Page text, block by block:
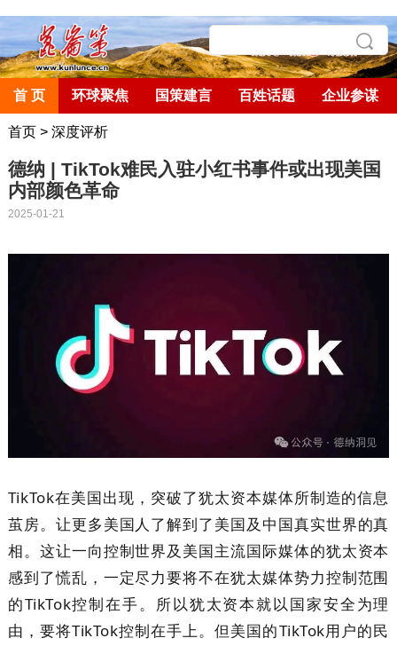
首 页 环球聚焦 国策建言 百姓话题 企业参谋
首页> 深度评析
德纳 | TikTok难民入驻小红书事件或出现美国
内部颜色革命
2025-01-21
TikTok在美国出现，突破了犹太资本媒体所制造的信息
茧房。让更多美国人了解到了美国及中国真实世界的真
相。这让一向控制世界及美国主流国际媒体的犹太资本
感到了慌乱，一定尽力要将不在犹太媒体势力控制范围
的TikTok控制在手。所以犹太资本就以国家安全为理
由，要将TikTok控制在手上。但美国的TikTok用户的民